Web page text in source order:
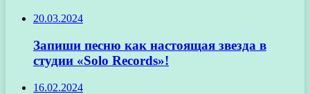
20.03.2024
Запиши песню как настоящая звезда в
студии «Solo Records»!
16.02.2024